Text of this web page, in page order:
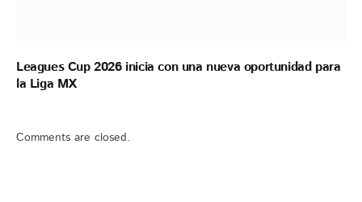
Leagues Cup 2026 inicia con una nueva oportunidad para
la Liga MX
Comments are closed.